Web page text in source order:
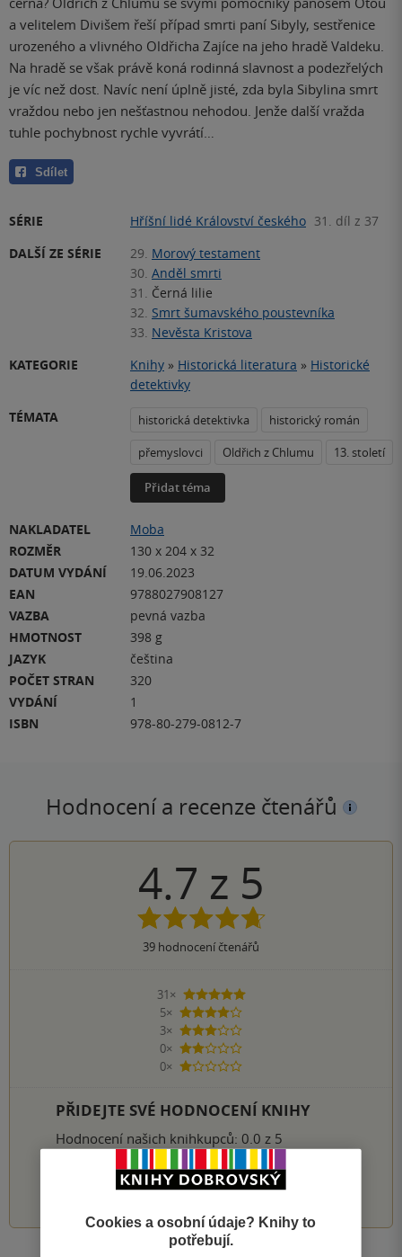
a velitelem Divišem řeší případ smrti paní Sibyly, sestřenice
urozeného a vlivného Oldřicha Zajíce na jeho hradě Valdeku.
Na hradě se však právě koná rodinná slavnost a podezřelých
je víc než dost. Navíc není úplně jisté, zda byla Sibylina smrt
vraždou nebo jen nešťastnou nehodou. Jenže další vražda
tuhle pochybnost rychle vyvrátí…
Sdílet
SÉRIE Hříšní lidé Království českého 31. díl z 37
DALŠÍ ZE SÉRIE
29. Morový testament
30. Anděl smrti
31. Černá lilie
32. Smrt šumavského poustevníka
33. Nevěsta Kristova
KATEGORIE
Knihy » Historická literatura » Historické
detektivky
TÉMATA
historická detektivka
historický román
přemyslovci
Oldřich z Chlumu 13. století
Přidat téma
NAKLADATEL
Moba
ROZMĚR
130 x 204 x 32
DATUM VYDÁNÍ
19.06.2023
EAN
9788027908127
VAZBA
pevná vazba
HMOTNOST
398 g
JAZYK
čeština
POČET STRAN
320
VYDÁNÍ
1
ISBN
978-80-279-0812-7
Hodnocení a recenze čtenářů
4.7 z 5
39 hodnocení čtenářů
31×
5 hvězdiček
5×
4 hvězdičky
3×
3 hvězdičky
0×
2 hvězdičky
0×
1 hvezdička
PŘIDEJTE SVÉ HODNOCENÍ KNIHY
Hodnocení našich knihkupců: 0.0 z 5
1 2 3 4 5
Cookies a osobní údaje? Knihy to
potřebují.